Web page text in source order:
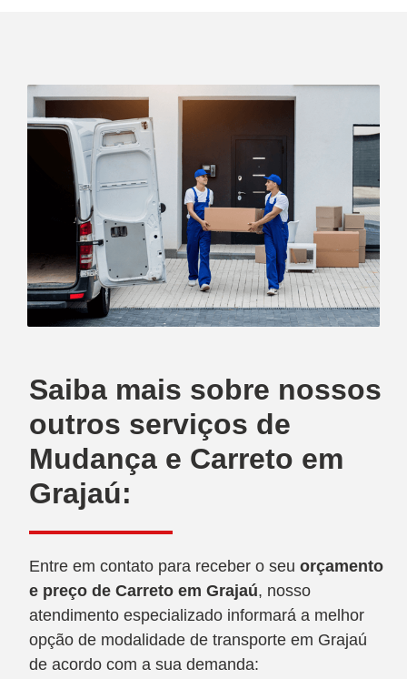
Saiba mais sobre nossos
outros serviços de
Mudança e Carreto em
Grajaú:
Entre em contato para receber o seu orçamento
e preço de Carreto em Grajaú, nosso
atendimento especializado informará a melhor
opção de modalidade de transporte em Grajaú
de acordo com a sua demanda: